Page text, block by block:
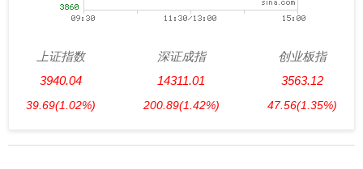
上证指数
3940.04
39.69(1.02%)
深证成指
14311.01
200.89(1.42%)
创业板指
3563.12
47.56(1.35%)